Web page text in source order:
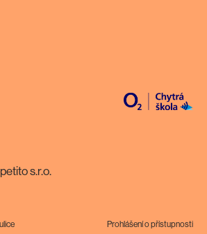
s.r.o.
Prohlášení o přístupnosti